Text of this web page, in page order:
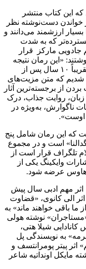
این کتاب منتشر
خواندن دست‌نوشته نظر
بسیار ارزشمند می‌دانند و
گسترده‌تر که به شدت
مارکز قرار
«این رمان نتیجه
آخرین تلاش برای ادامه خلق داستان بود. تقریباً ۱۰ سال پس از
شدیم که متن مزیت‌های
از برجسته‌ترین آثار
روایت جذاب، درک
ناگوارش، به‌ویژه در
اوست».
که این رمان شامل پنج
است و در مجموع
تلگراف قرار است از
انتشارات وایکینگ یکی از
هاوس عرضه شود.
دیگر کتاب‌هایی که تلگراف در فهرست ۱۰ اثر مهم ادبی سال پیش
الی کانوی، «قضاوت
باقی خواهند ماند» به
«مستاجران» نوشته هولی
شیلا هتی،
به نویسندگی پل
اثر پیتر پومرانتسف و
مایکل اونداتیه شاعر